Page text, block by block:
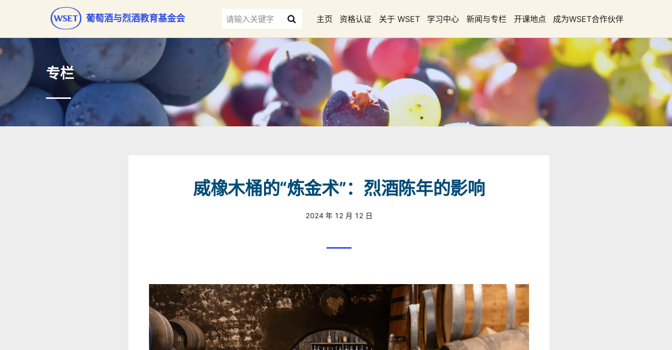
葡萄酒与烈酒教育基金会 主页 资格认证 关于 WSET 学习中心 新闻与专栏 开课地点 成为WSET合作伙伴
专栏
威橡木桶的“炼金术”：烈酒陈年的影响
2024 年 12 月 12 日